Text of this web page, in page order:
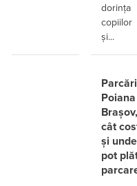
dorința
copiilor
și...
Poiana
Brașov,
cât
și unde
pot